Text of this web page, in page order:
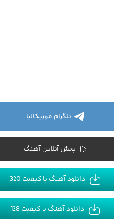
تلگرام موزیکالیا
پخش آنلاین آهنگ
دانلود آهنگ با کیفیت 320
دانلود آهنگ با کیفیت 128